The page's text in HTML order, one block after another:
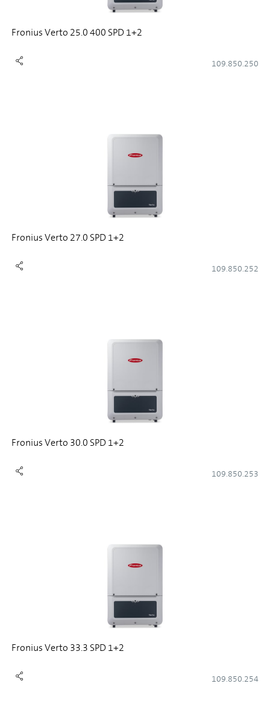
Fronius Verto 25.0 400 SPD 1+2
109.850.250
Fronius Verto 27.0 SPD 1+2
109.850.252
Fronius Verto 30.0 SPD 1+2
109.850.253
Fronius Verto 33.3 SPD 1+2
109.850.254